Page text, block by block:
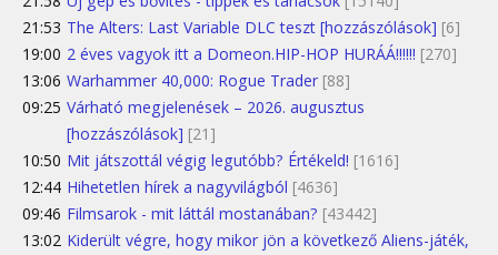
21:53 The Alters: Last Variable DLC teszt [hozzászólások] [6]
19:00 2 éves vagyok itt a Domeon.HIP-HOP HURÁÁ!!!!!! [270]
13:06 Warhammer 40,000: Rogue Trader [88]
09:25 Várható megjelenések – 2026. augusztus
[hozzászólások] [21]
10:50 Mit játszottál végig legutóbb? Értékeld! [1616]
12:44 Hihetetlen hírek a nagyvilágból [4636]
09:46 Filmsarok - mit láttál mostanában? [43442]
13:02 Kiderült végre, hogy mikor jön a következő Aliens-játék,